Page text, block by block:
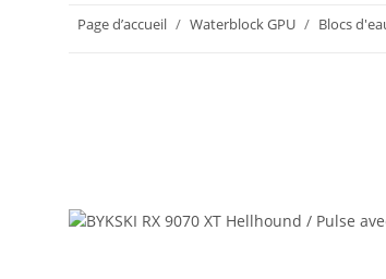
Page d’accueil Waterblock GPU Blocs